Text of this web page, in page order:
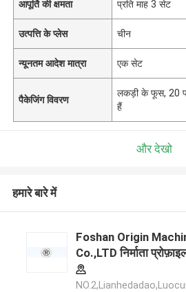
आपूर्ति की क्षमता प्रति माह 3 सेट
उत्पत्ति के प्लेस चीन
न्यूनतम आदेश मात्रा एक सेट
पैकेजिंग विवरण
लकड़ी के फूस, 20
हैं
और देखो
हमारे बारे में
Foshan Origin
Co.,LTD निर्माता